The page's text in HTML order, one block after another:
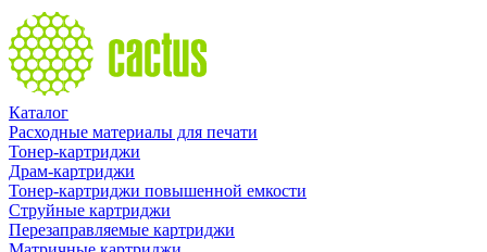
Каталог
Расходные материалы для печати
Тонер-картриджи
Драм-картриджи
Тонер-картриджи повышенной емкости
Струйные картриджи
Перезаправляемые картриджи